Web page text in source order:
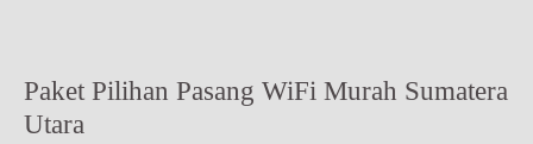
Paket Pilihan Pasang WiFi Murah Sumatera
Utara